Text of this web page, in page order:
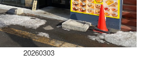
20260303